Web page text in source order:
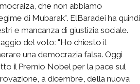
che non abbiamo
di Mubarak". ElBaradei ha quindi
e mancanza di giustizia sociale.
del voto: "Ho chiesto il
una democrazia falsa. Oggi
il Premio Nobel per la pace sul
a dicembre, della nuova